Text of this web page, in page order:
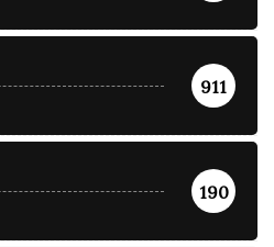
911
190